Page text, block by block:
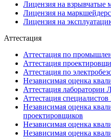
Лицензия на взрывчатые
Лицензия на
Лицензия на
Аттестация
Аттестация по
Аттестация
Аттестация по
Независимая оценка
Аттестация лаборатории
Аттестация
Независимая оценка
проектировщиков
Независимая оценка
Независимая оценка